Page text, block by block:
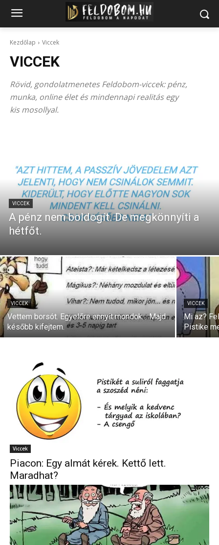
Kezdőlap Viccek
VICCEK
Rövid, gondolatmenetes Feldobom-viccek: pénz,
munka, online élet és mindennapi realitás egy
kis mosollyal.
VICCEK
A pénz nem boldogít. De megkönnyíti a
hétfőt.
VICCEK
Vettem borsót. Egyelőre ennyit mondok… Majd
később kifejtem.
VICCEK
Mi az?
Pistike
Viccek
Piacon: Egy almát kérek. Kettő lett.
Maradhat?